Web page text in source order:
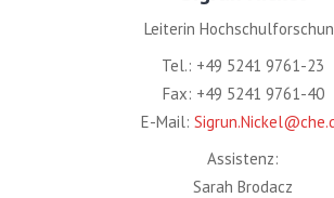
Leiterin
Tel.: +49 5241 9761-23
Fax: +49 5241 9761-40
E-Mail:
Assistenz:
Sarah Brodacz